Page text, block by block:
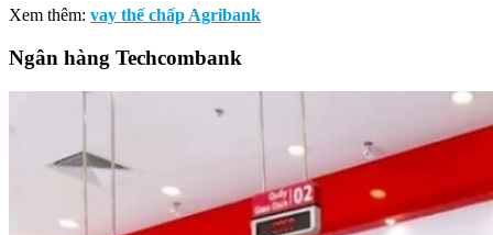
Xem thêm: vay thế chấp Agribank
Ngân hàng Techcombank